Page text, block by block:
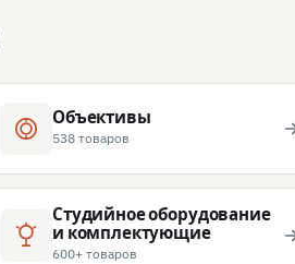
Объективы
538 товаров
Студийное оборудование
и комплектующие
600+ товаров